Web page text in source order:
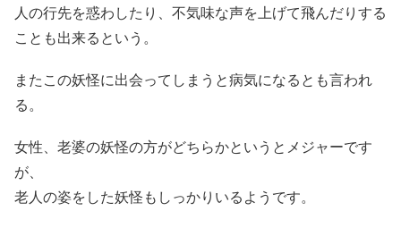
人の行先を惑わしたり、不気味な声を上げて飛んだりする
ことも出来るという。
またこの妖怪に出会ってしまうと病気になるとも言われ
る。
女性、老婆の妖怪の方がどちらかというとメジャーです
が、
老人の姿をした妖怪もしっかりいるようです。